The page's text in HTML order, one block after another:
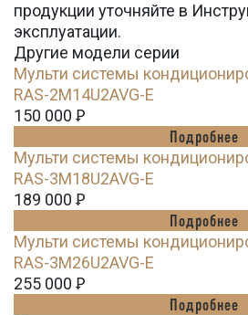
продукции уточняйте в
эксплуатации.
Другие модели серии
Мульти системы
RAS-2M14U2AVG-E
150 000 Ꝑ
Подробнее
Мульти системы
RAS-3M18U2AVG-E
189 000 Ꝑ
Подробнее
Мульти системы
RAS-3M26U2AVG-E
255 000 Ꝑ
Подробнее